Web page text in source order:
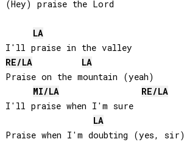
(Hey) praise the Lord
LA
RE/LA
LA
Praise on the mountain (yeah)
MI/LA RE/LA
I'll praise when I'm sure
LA
Praise when I'm doubting (yes, sir)